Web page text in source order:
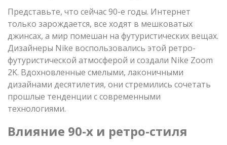
Представьте, что сейчас 90-е годы. Интернет
только зарождается, все ходят в мешковатых
джинсах, а мир помешан на футуристических вещах.
Дизайнеры Nike воспользовались этой ретро-
футуристической атмосферой и создали Nike Zoom
2K. Вдохновленные смелыми, лаконичными
дизайнами десятилетия, они стремились сочетать
прошлые тенденции с современными
технологиями.
Влияние 90-х и ретро-стиля